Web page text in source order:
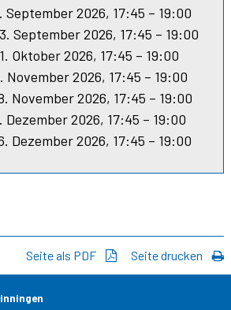
2026, 17:45 – 19:00
September 2026, 17:45 – 19:00
Oktober 2026, 17:45 – 19:00
2026, 17:45 – 19:00
November 2026, 17:45 – 19:00
2026, 17:45 – 19:00
Dezember 2026, 17:45 – 19:00
Seite drucken
Seite als PDF